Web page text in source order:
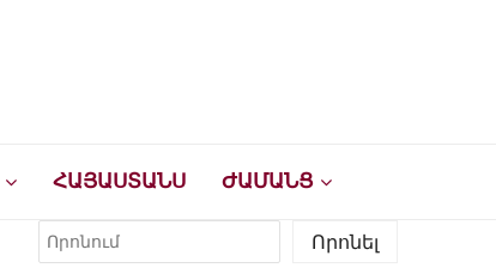
ՀԱՅԱՍՏԱՆՍ ԺԱՄԱՆՑ
Որոնել
Որոնել